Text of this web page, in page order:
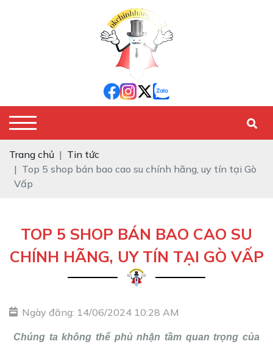
Trang chủ
Tin tức
Top 5 shop bán bao cao su chính hãng, uy tín tại Gò
Vấp
TOP 5 SHOP BÁN BAO CAO SU
CHÍNH HÃNG, UY TÍN TẠI GÒ VẤP
Ngày đăng: 14/06/2024 10:28 AM
Chúng ta không thể phủ nhận tầm quan trọng của